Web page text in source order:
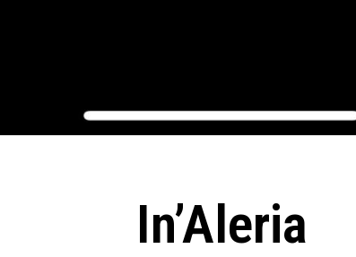
In’Aleria